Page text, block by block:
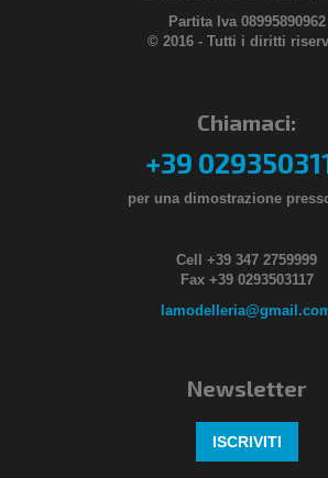
Partita Iva 08995890962
© 2016 - Tutti i diritti
Chiamaci:
+39
per una dimostrazione
Cell +39 347 2759999
Fax +39 0293503117
Newsletter
ISCRIVITI